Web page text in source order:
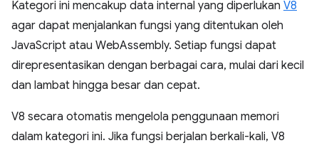
Kategori ini mencakup data internal yang diperlukan V8
agar dapat menjalankan fungsi yang ditentukan oleh
JavaScript atau WebAssembly. Setiap fungsi dapat
direpresentasikan dengan berbagai cara, mulai dari kecil
dan lambat hingga besar dan cepat.
V8 secara otomatis mengelola penggunaan memori
dalam kategori ini. Jika fungsi berjalan berkali-kali, V8